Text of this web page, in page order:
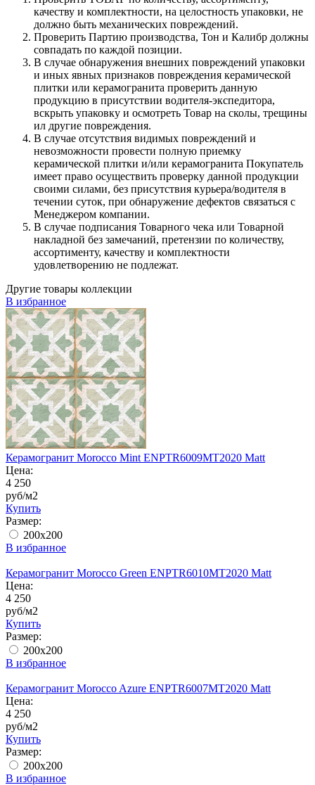
качеству и комплектности, на целостность упаковки, не
должно быть механических повреждений.
Проверить Партию производства, Тон и Калибр должны
совпадать по каждой позиции.
В случае обнаружения внешних повреждений упаковки
и иных явных признаков повреждения керамической
плитки или керамогранита проверить данную
продукцию в присутствии водителя-экспедитора,
вскрыть упаковку и осмотреть Товар на сколы, трещины
ил другие повреждения.
В случае отсутствия видимых повреждений и
невозможности провести полную приемку
керамической плитки и/или керамогранита Покупатель
имеет право осуществить проверку данной продукции
своими силами, без присутствия курьера/водителя в
течении суток, при обнаружение дефектов связаться с
Менеджером компании.
В случае подписания Товарного чека или Товарной
накладной без замечаний, претензии по количеству,
ассортименту, качеству и комплектности
удовлетворению не подлежат.
Другие товары коллекции
В избранное
Керамогранит Morocco Mint ENPTR6009MT2020 Matt
Цена:
4 250
руб/м2
Купить
Размер:
200x200
В избранное
Керамогранит Morocco Green ENPTR6010MT2020 Matt
Цена:
4 250
руб/м2
Купить
Размер:
200x200
В избранное
Керамогранит Morocco Azure ENPTR6007MT2020 Matt
Цена:
4 250
руб/м2
Купить
Размер:
200x200
В избранное